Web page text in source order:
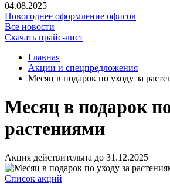
04.08.2025
Новогоднее оформление офисов
Все новости
Скачать прайс-лист
Главная
Акции и спецпредложения
Месяц в подарок по уходу за
Месяц в подарок
растениями
Акция действительна до 31.12.2025
Список акций